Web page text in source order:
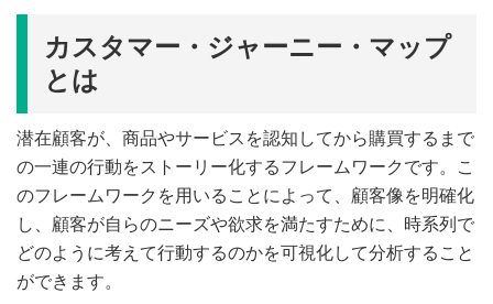
カスタマー・ジャーニー・マップ
とは
潜在顧客が、商品やサービスを認知してから購買するまで
の一連の行動をストーリー化するフレームワークです。こ
のフレームワークを用いることによって、顧客像を明確化
し、顧客が自らのニーズや欲求を満たすために、時系列で
どのように考えて行動するのかを可視化して分析すること
ができます。